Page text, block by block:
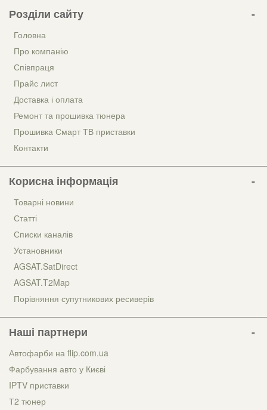
Розділи сайту
Головна
Про компанію
Співпраця
Прайс лист
Доставка і оплата
Ремонт та прошивка тюнера
Прошивка Смарт ТВ приставки
Контакти
Корисна інформація
Товарні новини
Статті
Списки каналів
Установники
AGSAT.SatDirect
AGSAT.T2Map
Порівняння супутникових ресиверів
Наші партнери
Автофарби на flip.com.ua
Фарбування авто у Києві
IPTV приставки
Т2 тюнер